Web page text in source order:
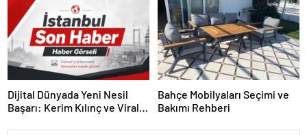
Dijital Dünyada Yeni Nesil
Başarı: Kerim Kılınç ve Viral
Bahçe Mobilyaları Seçimi ve
Bakımı Rehberi